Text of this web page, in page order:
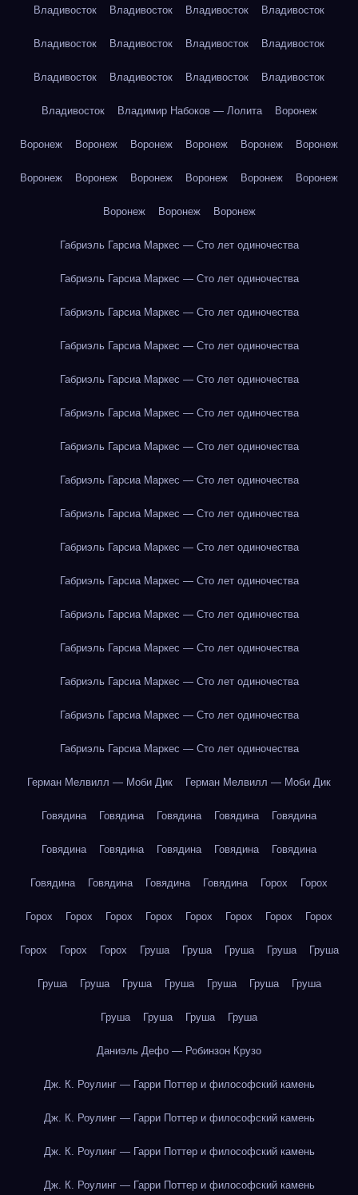
Владивосток Владивосток Владивосток Владивосток
Владивосток Владивосток Владивосток Владивосток
Владивосток Владивосток Владивосток Владивосток
Владивосток Владимир Набоков — Лолита Воронеж
Воронеж Воронеж Воронеж Воронеж Воронеж Воронеж
Воронеж Воронеж Воронеж Воронеж Воронеж Воронеж
Воронеж Воронеж Воронеж
Габриэль Гарсиа Маркес — Сто лет одиночества
Габриэль Гарсиа Маркес — Сто лет одиночества
Габриэль Гарсиа Маркес — Сто лет одиночества
Габриэль Гарсиа Маркес — Сто лет одиночества
Габриэль Гарсиа Маркес — Сто лет одиночества
Габриэль Гарсиа Маркес — Сто лет одиночества
Габриэль Гарсиа Маркес — Сто лет одиночества
Габриэль Гарсиа Маркес — Сто лет одиночества
Габриэль Гарсиа Маркес — Сто лет одиночества
Габриэль Гарсиа Маркес — Сто лет одиночества
Габриэль Гарсиа Маркес — Сто лет одиночества
Габриэль Гарсиа Маркес — Сто лет одиночества
Габриэль Гарсиа Маркес — Сто лет одиночества
Габриэль Гарсиа Маркес — Сто лет одиночества
Габриэль Гарсиа Маркес — Сто лет одиночества
Габриэль Гарсиа Маркес — Сто лет одиночества
Герман Мелвилл — Моби Дик Герман Мелвилл — Моби Дик
Говядина Говядина Говядина Говядина Говядина
Говядина Говядина Говядина Говядина Говядина
Говядина Говядина Говядина Говядина Горох Горох
Горох Горох Горох Горох Горох Горох Горох Горох
Горох Горох Горох Груша Груша Груша Груша Груша
Груша Груша Груша Груша Груша Груша Груша
Груша Груша Груша Груша
Даниэль Дефо — Робинзон Крузо
Дж. К. Роулинг — Гарри Поттер и философский камень
Дж. К. Роулинг — Гарри Поттер и философский камень
Дж. К. Роулинг — Гарри Поттер и философский камень
Дж. К. Роулинг — Гарри Поттер и философский камень